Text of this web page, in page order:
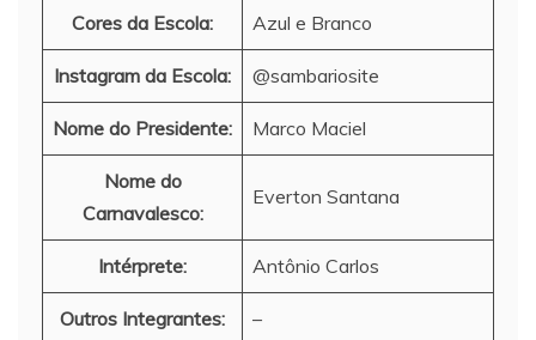
Cores da Escola: Azul e Branco
Instagram da Escola: @sambariosite
Nome do Presidente: Marco Maciel
Nome do
Carnavalesco:
Everton Santana
Intérprete: Antônio Carlos
Outros Integrantes: –